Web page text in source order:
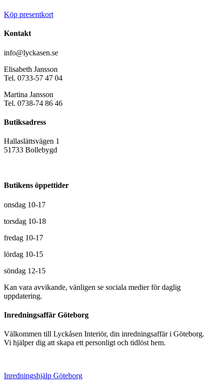
Köp presentkort
Kontakt
info@lyckasen.se
Elisabeth Jansson
Tel. 0733-57 47 04
Martina Jansson
Tel. 0738-74 86 46
Butiksadress
Hallaslättsvägen 1
51733 Bollebygd
Butikens öppettider
onsdag 10-17
torsdag 10-18
fredag 10-17
lördag 10-15
söndag 12-15
Kan vara avvikande, vänligen se sociala medier för daglig
uppdatering.
Inredningsaffär Göteborg
Välkommen till Lyckåsen Interiör, din inredningsaffär i Göteborg.
Vi hjälper dig att skapa ett personligt och tidlöst hem.
Inredningshjälp Göteborg